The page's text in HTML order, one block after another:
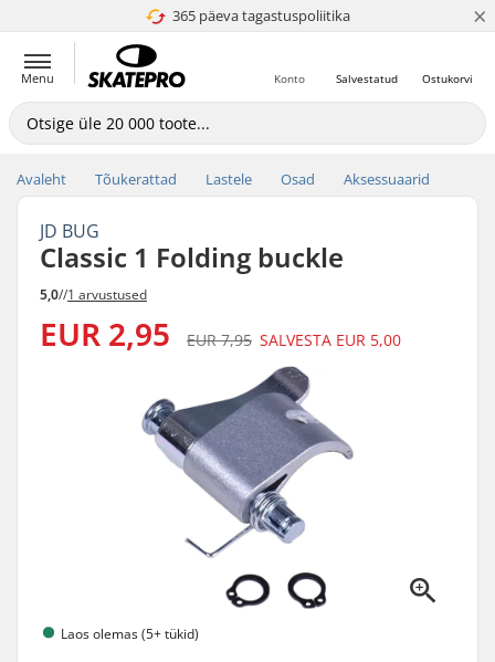
365 päeva tagastuspoliitika
4.8 paljaks 5 ×
Menu Ostukorvi
Salvestatud
Konto
Avaleht Tõukerattad Lastele Osad Aksessuaarid
JD BUG
Classic 1 Folding buckle
5,0//1 arvustused
EUR 2,95 EUR 7,95 SALVESTA EUR 5,00
Laos olemas (5+ tükid)